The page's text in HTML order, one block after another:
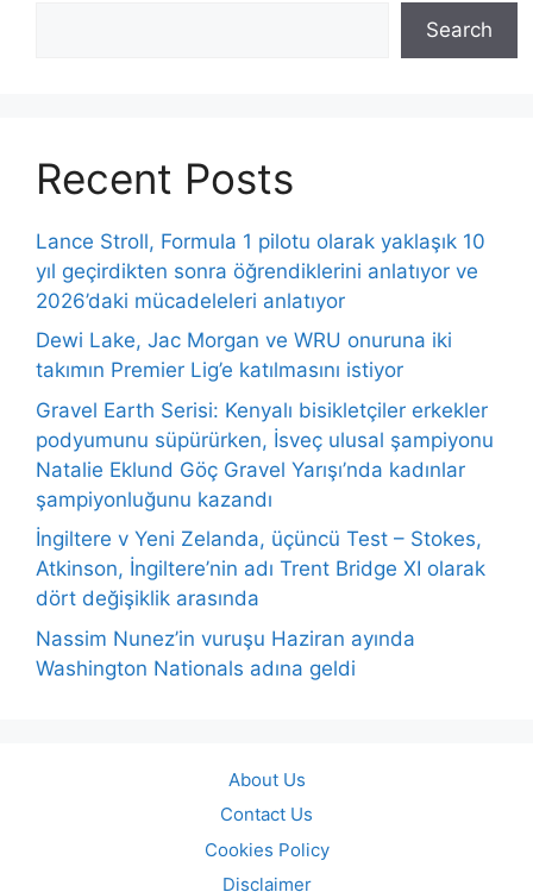
Search
Recent Posts
Lance Stroll, Formula 1 pilotu olarak yaklaşık 10
yıl geçirdikten sonra öğrendiklerini anlatıyor ve
2026’daki mücadeleleri anlatıyor
Dewi Lake, Jac Morgan ve WRU onuruna iki
takımın Premier Lig’e katılmasını istiyor
Gravel Earth Serisi: Kenyalı bisikletçiler erkekler
podyumunu süpürürken, İsveç ulusal şampiyonu
Natalie Eklund Göç Gravel Yarışı’nda kadınlar
şampiyonluğunu kazandı
İngiltere v Yeni Zelanda, üçüncü Test – Stokes,
Atkinson, İngiltere’nin adı Trent Bridge XI olarak
dört değişiklik arasında
Nassim Nunez’in vuruşu Haziran ayında
Washington Nationals adına geldi
About Us
Contact Us
Cookies Policy
Disclaimer